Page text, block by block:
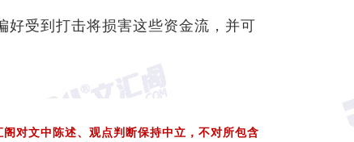
好受到打击将损害这些资金流，并可
对文中陈述、观点判断保持中立，不对所包含